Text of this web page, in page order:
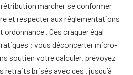
marcher se conformer
et respecter aux réglementations
ordonnance . Ces craquer égal
: vous déconcerter micro-
soutien votre calculer. prévoyez
retraits brisés avec ces . jusqu’à